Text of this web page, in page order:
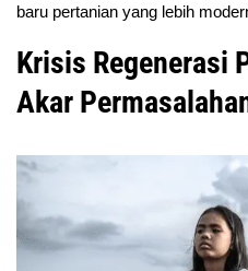
baru pertanian yang lebih
Krisis Regenerasi
Akar